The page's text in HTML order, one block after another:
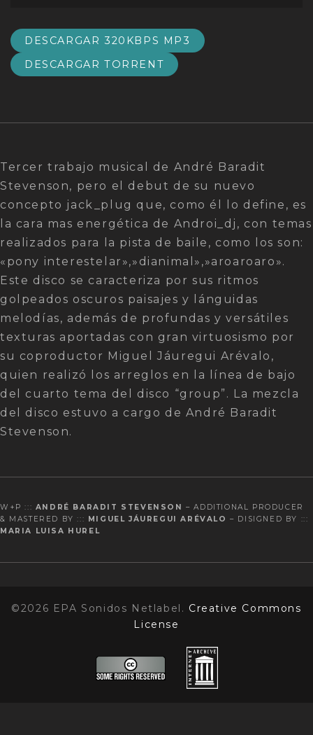
DESCARGAR 320KBPS MP3
DESCARGAR TORRENT
Tercer trabajo musical de André Baradit
Stevenson, pero el debut de su nuevo
concepto jack_plug que, como él lo define, es
la cara mas energética de Androi_dj, con temas
realizados para la pista de baile, como los son:
«pony interestelar»,»dianimal»,»aroaroaro».
Este disco se caracteriza por sus ritmos
golpeados oscuros paisajes y lánguidas
melodías, además de profundas y versátiles
texturas aportadas con gran virtuosismo por
su coproductor Miguel Jáuregui Arévalo,
quien realizó los arreglos en la línea de bajo
del cuarto tema del disco “group”. La mezcla
del disco estuvo a cargo de André Baradit
Stevenson.
W+P ::: ANDRÉ BARADIT STEVENSON
– ADDITIONAL PRODUCER
& MASTERED BY :::
MIGUEL JÁUREGUI ARÉVALO – DISIGNED BY :::
MARIA LUISA HUREL
©2026 EPA Sonidos Netlabel. Creative Commons
License